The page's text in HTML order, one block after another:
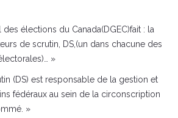
élections du Canada(DGEC)fait : la
de scrutin, DS,(un dans chacune des
»
(DS) est responsable de la gestion et
fédéraux au sein de la circonscription
»